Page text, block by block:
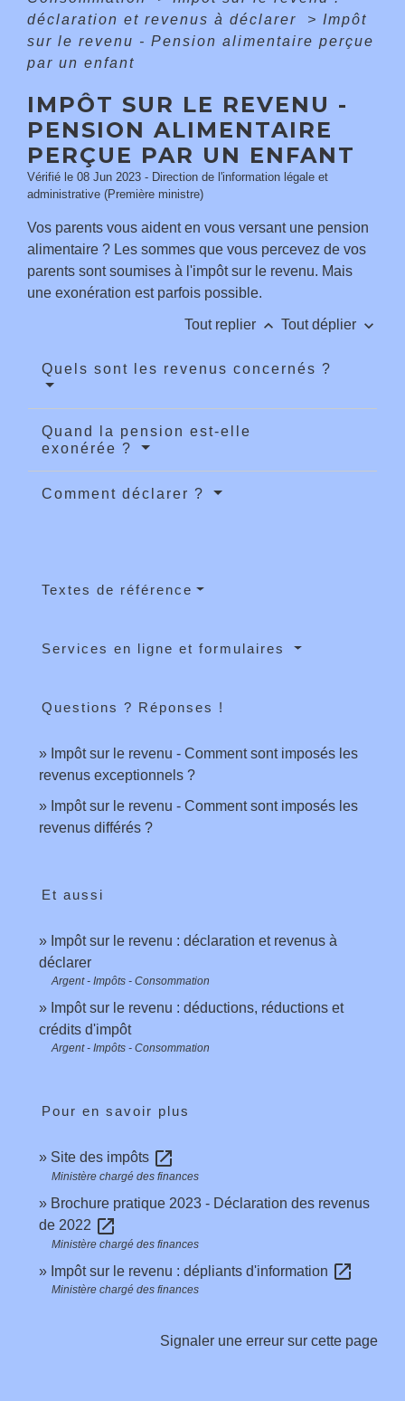
déclaration et revenus à déclarer
> Impôt
sur le revenu - Pension alimentaire perçue
par un enfant
IMPÔT SUR LE REVENU -
PENSION ALIMENTAIRE
PERÇUE PAR UN ENFANT
Vérifié le 08 Jun 2023 - Direction de l'information légale et
administrative (Première ministre)
Vos parents vous aident en vous versant une pension
alimentaire ? Les sommes que vous percevez de vos
parents sont soumises à l'impôt sur le revenu. Mais
une exonération est parfois possible.
Tout replier keyboard_arrow_up Tout déplier keyboard_arrow_down
Quels sont les revenus concernés ?
Quand la pension est-elle
exonérée ?
Comment déclarer ?
Textes de référence
Services en ligne et formulaires
Questions ? Réponses !
Impôt sur le revenu - Comment sont imposés les
revenus exceptionnels ?
Impôt sur le revenu - Comment sont imposés les
revenus différés ?
Et aussi
Impôt sur le revenu : déclaration et revenus à
déclarer
Argent - Impôts - Consommation
Impôt sur le revenu : déductions, réductions et
crédits d'impôt
Argent - Impôts - Consommation
Pour en savoir plus
Site des impôts open_in_new
Ministère chargé des finances
Brochure pratique 2023 - Déclaration des revenus
de 2022 open_in_new
Ministère chargé des finances
Impôt sur le revenu : dépliants d'information open_in_new
Ministère chargé des finances
Signaler une erreur sur cette page